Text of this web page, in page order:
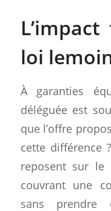
loi
À garanties
déléguée est
que l’offre
cette différence
reposent sur le
couvrant une
sans prendre